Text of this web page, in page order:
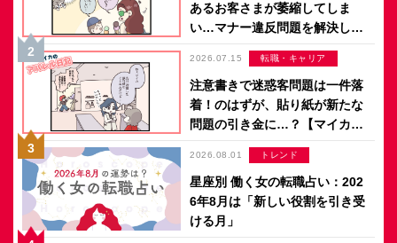
あるお客さまが萎縮してしま
い…マナー違反問題を解決した
のは意外なアイデア？【マイカ
のアパレル日記 by ぼのこ】
2026.07.15 転職・キャリア
注意書きで迷惑客問題は一件落
着！のはずが、貼り紙が新たな
問題の引き金に…？【マイカの
アパレル日記 by ぼのこ】
2026.08.01 トレンド
星座別 働く女の転職占い：202
6年8月は「新しい役割を引き受
ける月」